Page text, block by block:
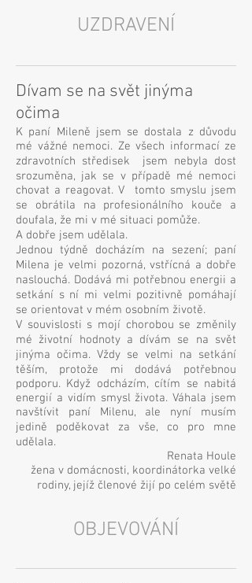
Dívam se na svět jinýma
očima
K paní Mileně jsem se dostala z důvodu
mé vážné nemoci. Ze všech informací ze
zdravotních středisek jsem nebyla dost
srozuměna, jak se v případě mé nemoci
chovat a reagovat. V tomto smyslu jsem
se obrátila na profesionálního kouče a
doufala, že mi v mé situaci pomůže.
A dobře jsem udělala.
Jednou týdně docházím na sezení; paní
Milena je velmi pozorná, vstřícná a dobře
naslouchá. Dodává mi potřebnou energii a
setkání s ní mi velmi pozitivně pomáhají
se orientovat v mém osobním životě.
V souvislosti s mojí chorobou se změnily
mé životní hodnoty a dívám se na svět
jinýma očima. Vždy se velmi na setkání
těším, protože mi dodává potřebnou
podporu. Když odcházím, cítím se nabitá
energií a vidím smysl života. Váhala jsem
navštívit paní Milenu, ale nyní musím
jedině poděkovat za vše, co pro mne
udělala.
Renata Houle
žena v domácnosti, koordinátorka velké
rodiny, jejíž členové žijí po celém světě
UZDRAVENÍ
OBJEVOVÁNÍ